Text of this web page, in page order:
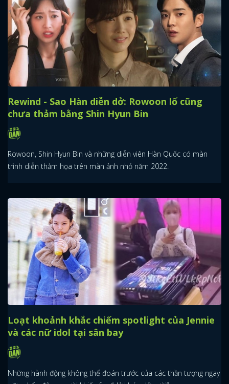
Rewind - Sao Hàn diễn dở: Rowoon lố cũng
chưa thảm bằng Shin Hyun Bin
Rowoon, Shin Hyun Bin và những diễn viên Hàn Quốc có màn
trình diễn thảm họa trên màn ảnh nhỏ năm 2022.
Loạt khoảnh khắc chiếm spotlight của Jennie
và các nữ idol tại sân bay
Những hành động không thể đoán trước của các thần tượng ngay